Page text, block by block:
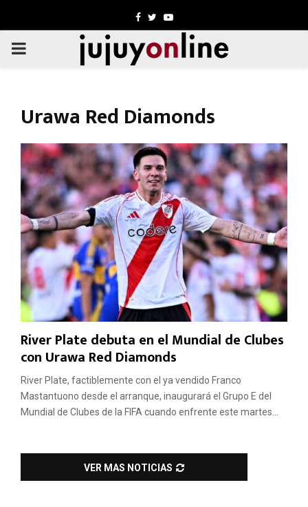
Facebook
TwitterYoutube
PRIMARY
Urawa Red Diamonds
River Plate debuta en el Mundial de Clubes
con Urawa Red Diamonds
River Plate, factiblemente con el ya vendido Franco
Mastantuono desde el arranque, inaugurará el Grupo E del
Mundial de Clubes de la FIFA cuando enfrente este martes...
VER MAS NOTICIAS